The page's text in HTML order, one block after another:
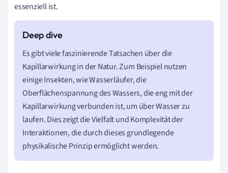
essenziell ist.
Es gibt viele faszinierende Tatsachen über die
Kapillarwirkung in der Natur. Zum Beispiel nutzen
einige Insekten, wie Wasserläufer, die
Oberflächenspannung des Wassers, die eng mit der
Kapillarwirkung verbunden ist, um über Wasser zu
laufen. Dies zeigt die Vielfalt und Komplexität der
Interaktionen, die durch dieses grundlegende
physikalische Prinzip ermöglicht werden.